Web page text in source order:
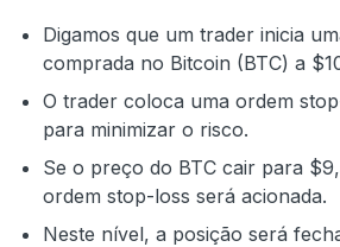
Digamos que um trader inicia
comprada no Bitcoin (BTC) a
O trader coloca uma ordem
para minimizar o risco.
Se o preço do BTC cair para
ordem stop-loss será acionada.
Neste nível, a posição será